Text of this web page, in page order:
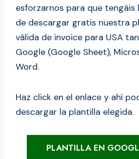
esforzarnos para que tengáis
de descargar gratis nuestra
válida de invoice para USA
Google (Google Sheet),
Word.
Haz click en el enlace y ahí
descargar la plantilla elegida.
PLANTILLA EN